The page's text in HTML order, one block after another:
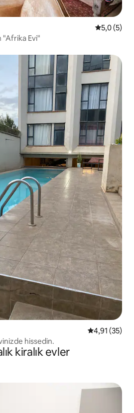
55,0 (5)
"Afrika Evi"
5 üzerinden
4,91 (35)
hissedin.
kiralık evler